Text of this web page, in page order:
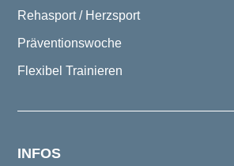
Rehasport / Herzsport
Präventionswoche
Flexibel Trainieren
INFOS